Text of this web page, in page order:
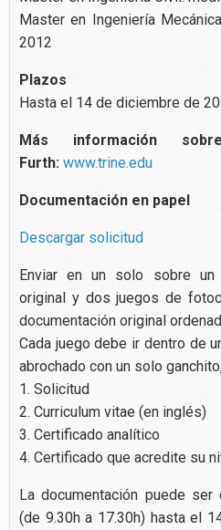
Master en Ingeniería
2012
Plazos
Hasta el 14 de diciembre de
Más información
Furth: www.trine.edu
Documentación en papel
Descargar solicitud
Enviar en un solo sobre un
original y dos juegos de
documentación original
Cada juego debe ir dentro de
abrochado con un solo
1. Solicitud
2. Curriculum vitae (en inglés)
3. Certificado analítico
4. Certificado que acredite su
La documentación puede
(de 9.30h a 17.30h) hasta el